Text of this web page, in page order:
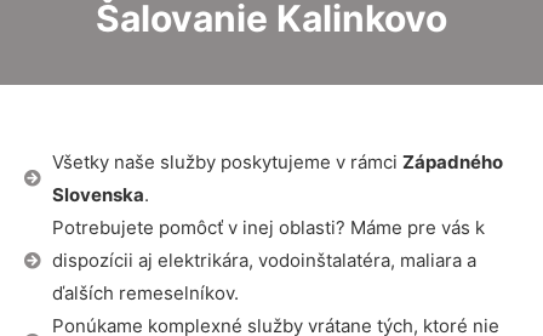
Šalovanie Kalinkovo
Všetky naše služby poskytujeme v rámci Západného
Slovenska.
Potrebujete pomôcť v inej oblasti? Máme pre vás k
dispozícii aj elektrikára, vodoinštalatéra, maliara a
ďalších remeselníkov.
Ponúkame komplexné služby vrátane tých, ktoré nie